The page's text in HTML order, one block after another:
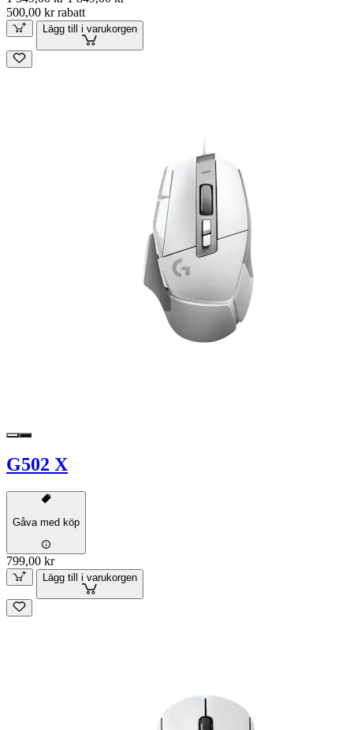
500,00 kr rabatt
Lägg till i varukorgen
G502 X
Gåva med köp
799,00 kr
Lägg till i varukorgen